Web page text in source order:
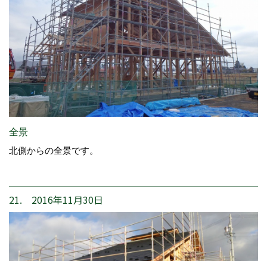
全景
北側からの全景です。
21. 2016年11月30日